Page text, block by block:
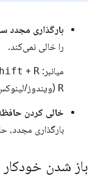
بارگذاری مجدد
را خالی نمی‌کند.
میانبر:
+ R
R (ویندوز/
خالی کردن
بارگذاری مجدد،
باز شدن خودکار Dev